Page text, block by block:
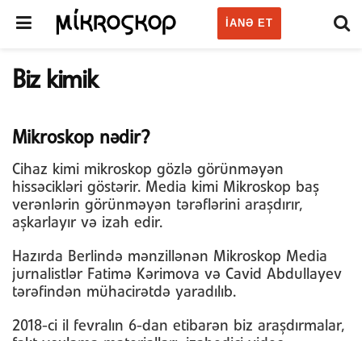
IANƏ ET
Biz kimik
Mikroskop nədir?
Cihaz kimi mikroskop gözlə görünməyən
hissəcikləri göstərir. Media kimi Mikroskop baş
verənlərin görünməyən tərəflərini araşdırır,
aşkarlayır və izah edir.
Hazırda Berlində mənzillənən Mikroskop Media
jurnalistlər Fatimə Kərimova və Cavid Abdullayev
tərəfindən mühacirətdə yaradılıb.
2018-ci il fevralın 6-dan etibarən biz araşdırmalar,